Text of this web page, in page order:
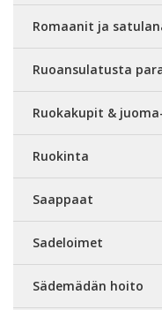
Romaanit ja
Ruoansulatusta
Ruokakupit &
Ruokinta
Saappaat
Sadeloimet
Sädemädän hoito